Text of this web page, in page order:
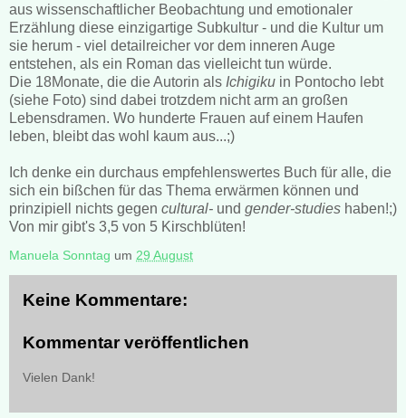
aus wissenschaftlicher Beobachtung und emotionaler
Erzählung diese einzigartige Subkultur - und die Kultur um
sie herum - viel detailreicher vor dem inneren Auge
entstehen, als ein Roman das vielleicht tun würde.
Die 18Monate, die die Autorin als Ichigiku in Pontocho lebt
(siehe Foto) sind dabei trotzdem nicht arm an großen
Lebensdramen. Wo hunderte Frauen auf einem Haufen
leben, bleibt das wohl kaum aus...;)
Ich denke ein durchaus empfehlenswertes Buch für alle, die
sich ein bißchen für das Thema erwärmen können und
prinzipiell nichts gegen cultural- und gender-studies haben!;)
Von mir gibt's 3,5 von 5 Kirschblüten!
Manuela Sonntag um 29 August
Keine Kommentare:
Kommentar veröffentlichen
Vielen Dank!